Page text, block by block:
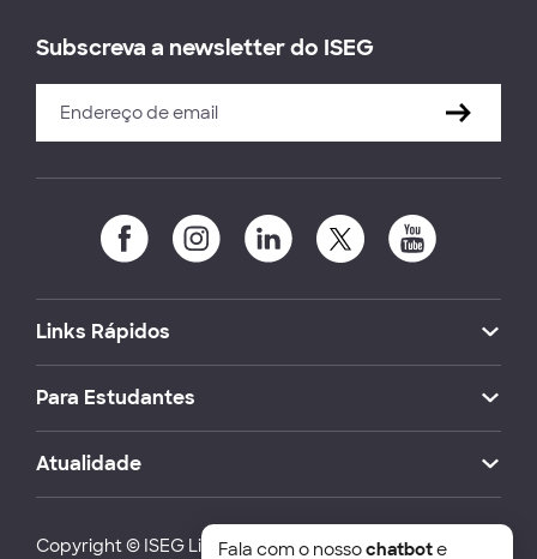
Subscreva a newsletter do ISEG
Links Rápidos
Para Estudantes
Atualidade
Copyright © ISEG Lisbon School of Economics and
Fala com o nossochatbote